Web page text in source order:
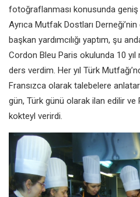
fotoğraflanması konusunda geniş
Ayrıca Mutfak Dostları Derneği’nin
başkan yardımcılığı yaptım, şu
Cordon Bleu Paris okulunda 10 yıl
ders verdim. Her yıl Türk
Fransızca olarak talebelere
gün, Türk günü olarak ilan edilir
kokteyl verirdi.